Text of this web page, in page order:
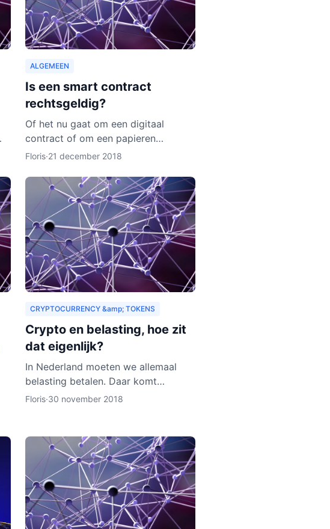
ALGEMEEN
Is een smart contract
rechtsgeldig?
Of het nu gaat om een digitaal
contract of om een papieren
contract: de wet geldt. Zo zijn er
van de deelnemers aan het contra
Floris·21 december 2018
CRYPTOCURRENCY &amp; TOKENS
Crypto en belasting, hoe zit
dat eigenlijk?
In Nederland moeten we allemaal
belasting betalen. Daar komt
niemand onderuit. Hoewel we
Floris·30 november 2018